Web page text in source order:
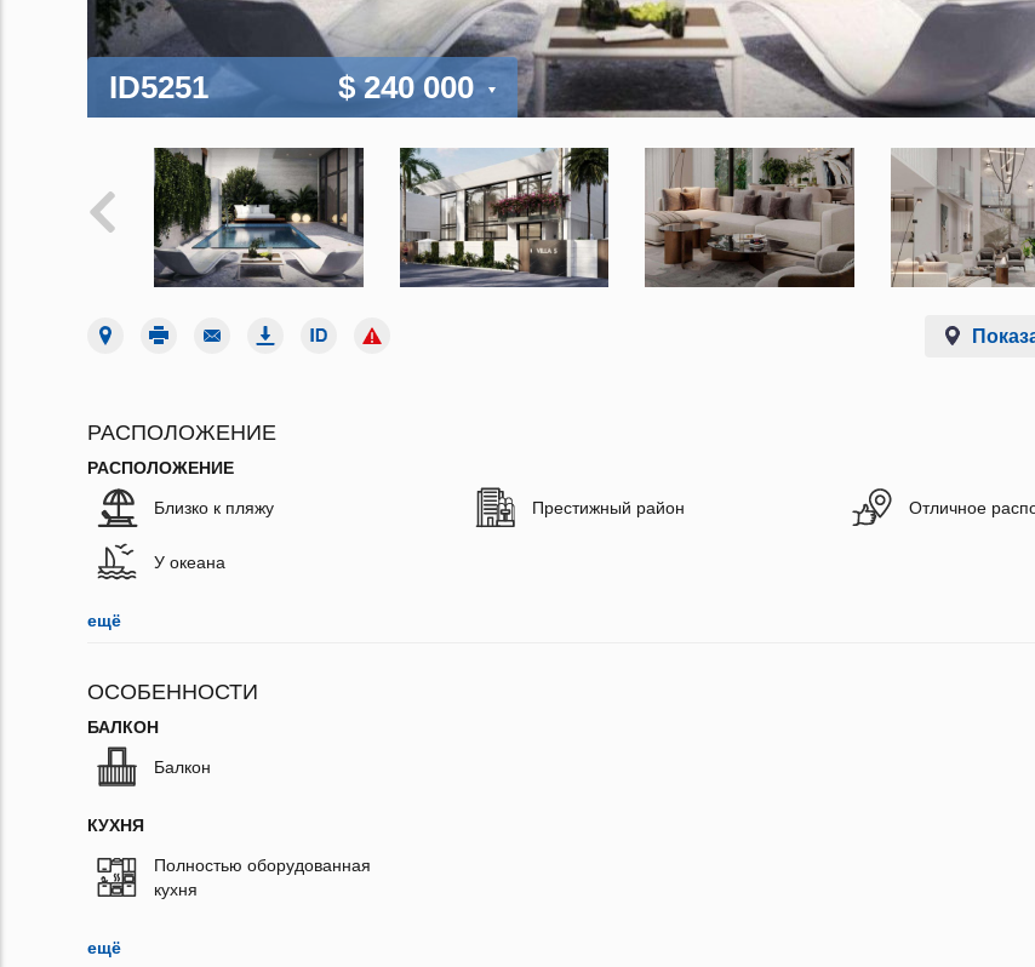
ID5251 $ 240 000
РАСПОЛОЖЕНИЕ
РАСПОЛОЖЕНИЕ
Близко к пляжу Престижный район Отличное
У океана
ещё
ОСОБЕННОСТИ
БАЛКОН
Балкон
КУХНЯ
Полностью оборудованная
кухня
ещё